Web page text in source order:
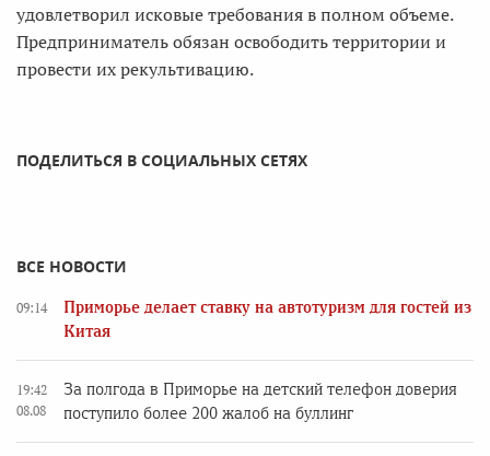
удовлетворил исковые требования в полном объеме.
Предприниматель обязан освободить территории и
провести их рекультивацию.
ПОДЕЛИТЬСЯ В СОЦИАЛЬНЫХ СЕТЯХ
ВСЕ НОВОСТИ
09:14
Приморье делает ставку на автотуризм для гостей из
Китая
19:42
08.08
За полгода в Приморье на детский телефон доверия
поступило более 200 жалоб на буллинг